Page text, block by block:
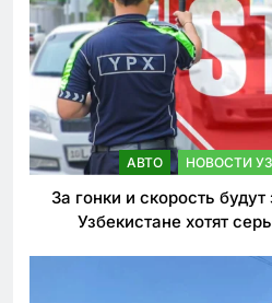
АВТО НОВОСТИ
За гонки и скорость
Узбекистане хотят